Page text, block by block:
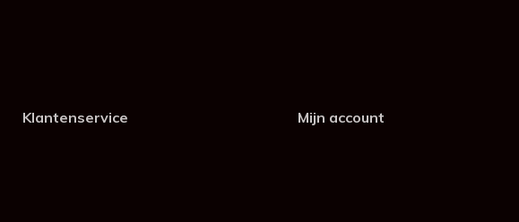
Klantenservice Mijn account